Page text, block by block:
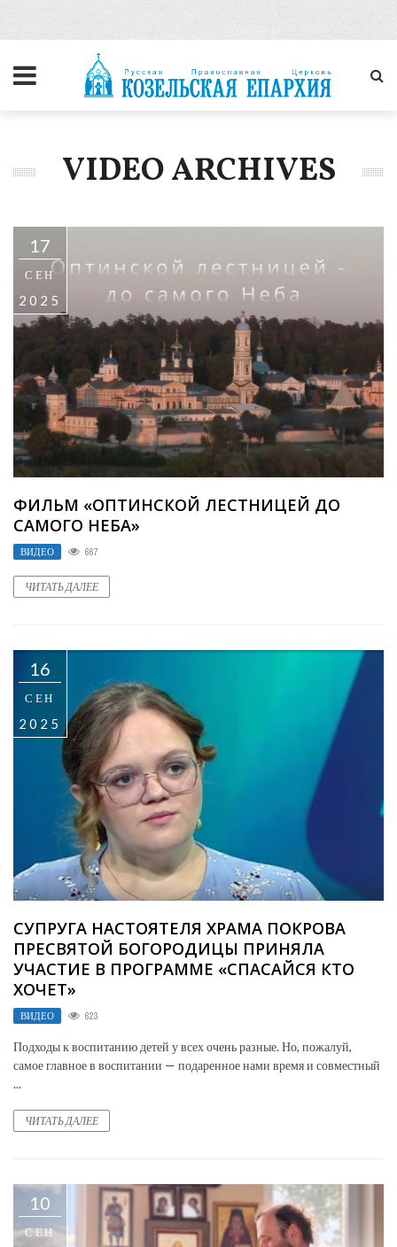
VIDEO ARCHIVES
17
СЕН
2025
ФИЛЬМ «ОПТИНСКОЙ ЛЕСТНИЦЕЙ ДО
САМОГО НЕБА»
ВИДЕО 667
ЧИТАТЬ ДАЛЕЕ
16
СЕН
2025
СУПРУГА НАСТОЯТЕЛЯ ХРАМА ПОКРОВА
ПРЕСВЯТОЙ БОГОРОДИЦЫ ПРИНЯЛА
УЧАСТИЕ В ПРОГРАММЕ «СПАСАЙСЯ КТО
ХОЧЕТ»
ВИДЕО 623
Подходы к воспитанию детей у всех очень разные. Но, пожалуй,
самое главное в воспитании — подаренное нами время и совместный
...
ЧИТАТЬ ДАЛЕЕ
10
СЕН